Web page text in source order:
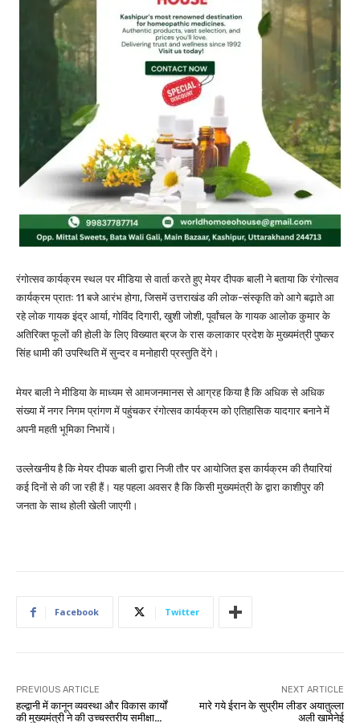
रंगोत्सव कार्यक्रम स्थल पर मीडिया से वार्ता करते हुए मेयर दीपक बाली ने बताया कि रंगोत्सव
कार्यक्रम प्रातः 11 बजे आरंभ होगा, जिसमें उत्तराखंड की लोक-संस्कृति को आगे बढ़ाते आ
रहे लोक गायक इंद्र आर्या, गोविंद दिगारी, खुशी जोशी, पूर्वांचल के गायक आलोक कुमार के
अतिरिक्त फूलों की होली के लिए विख्यात ब्रज के रास कलाकार प्रदेश के मुख्यमंत्री पुष्कर
सिंह धामी की उपस्थिति में सुन्दर व मनोहारी प्रस्तुति देंगे।
मेयर बाली ने मीडिया के माध्यम से आमजनमानस से आग्रह किया है कि अधिक से अधिक
संख्या में नगर निगम प्रांगण में पहुंचकर रंगोत्सव कार्यक्रम को एतिहासिक यादगार बनाने में
अपनी महती भूमिका निभायें।
उल्लेखनीय है कि मेयर दीपक बाली द्वारा निजी तौर पर आयोजित इस कार्यक्रम की तैयारियां
कई दिनों से की जा रही हैं। यह पहला अवसर है कि किसी मुख्यमंत्री के द्वारा काशीपुर की
जनता के साथ होली खेली जाएगी।
Facebook Twitter
PREVIOUS ARTICLE
हल्द्वानी में कानून व्यवस्था और विकास कार्यों
की मुख्यमंत्री ने की उच्चस्तरीय समीक्षा…
NEXT ARTICLE
मारे गये ईरान के सुप्रीम लीडर अयातुल्ला
अली खामेनेई